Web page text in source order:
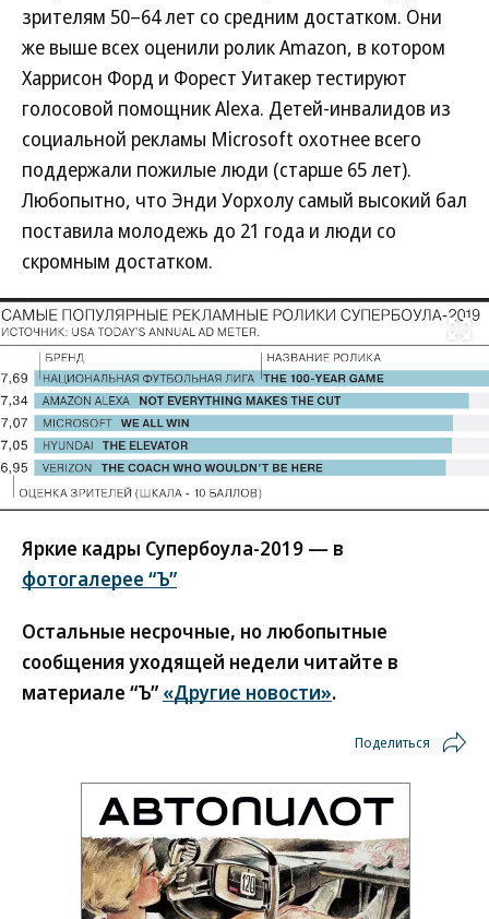
зрителям 50–64 лет со средним достатком. Они
же выше всех оценили ролик Amazon, в котором
Харрисон Форд и Форест Уитакер тестируют
голосовой помощник Alexa. Детей-инвалидов из
социальной рекламы Microsoft охотнее всего
поддержали пожилые люди (старше 65 лет).
Любопытно, что Энди Уорхолу самый высокий бал
поставила молодежь до 21 года и люди со
скромным достатком.
Развернуть
Яркие кадры Супербоула-2019 — в
фотогалерее “Ъ”
Остальные несрочные, но любопытные
сообщения уходящей недели читайте в
материале “Ъ” «Другие новости».
Поделиться